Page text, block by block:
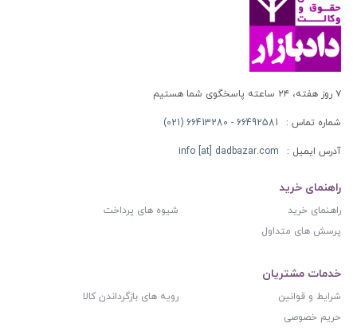
۷ روز هفته، ۲۴ ساعته پاسخگوی شما هستیم
شماره تماس : 66492581 - 66413280 (021)
آدرس ایمیل : info [at] dadbazar.com
راهنمای خرید
راهنمای خرید
شیوه های پرداخت
پرسش های متداول
خدمات مشتریان
شرایط و قوانین
رویه های بازگرداندن کالا
حریم خصوصی